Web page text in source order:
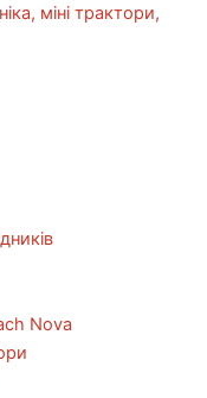
міні трактори,
Nova